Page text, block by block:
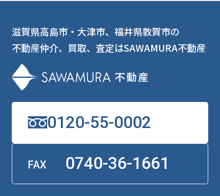
滋賀県高島市・大津市、福井県敦賀市の
不動産仲介、買取、査定はSAWAMURA不動産
0120-55-0002
FAX 0740-36-1661